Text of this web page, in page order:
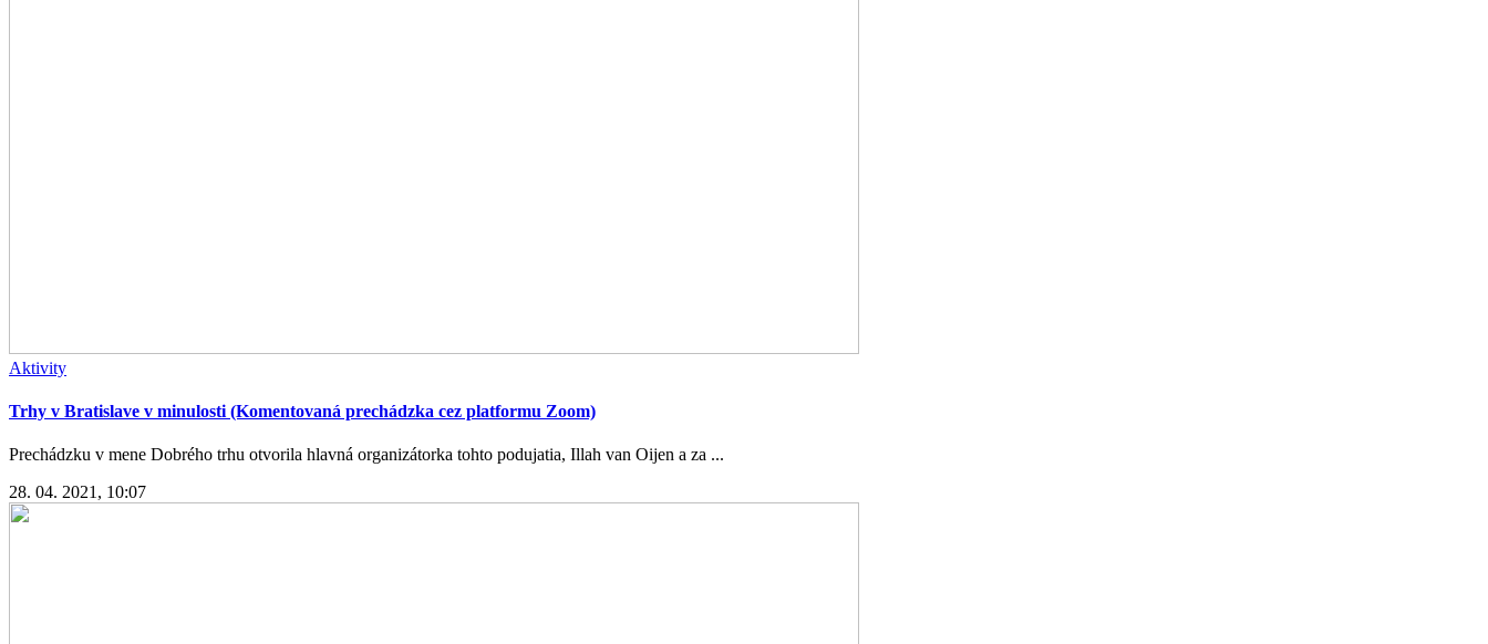
Aktivity
Trhy v Bratislave v minulosti (Komentovaná prechádzka cez platformu Zoom)
Prechádzku v mene Dobrého trhu otvorila hlavná organizátorka tohto podujatia, Illah van Oijen a za ...
28. 04. 2021, 10:07